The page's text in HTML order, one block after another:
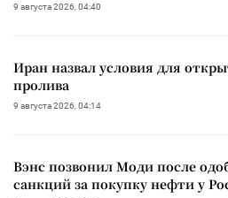
9 августа 2026, 04:40
Иран назвал условия для
пролива
9 августа 2026, 04:14
Вэнс позвонил Моди после
санкций за покупку нефти у